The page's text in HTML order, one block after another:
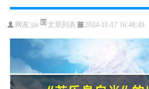
网友:jzr 文章列表 2024-11-17 16:48:49